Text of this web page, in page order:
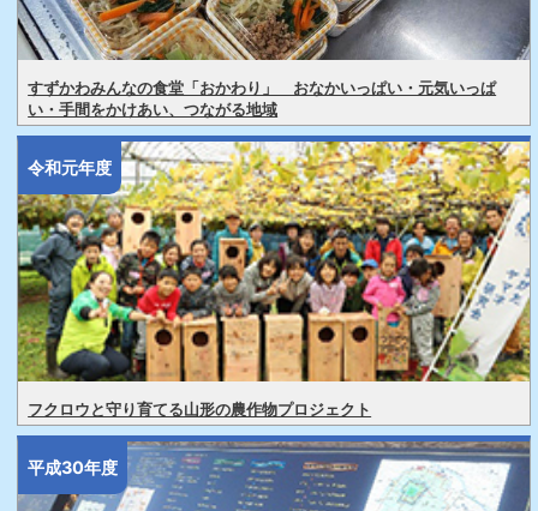
すずかわみんなの食堂「おかわり」 おなかいっぱい・元気いっぱ
い・手間をかけあい、つながる地域
令和元年度
フクロウと守り育てる山形の農作物プロジェクト
平成30年度